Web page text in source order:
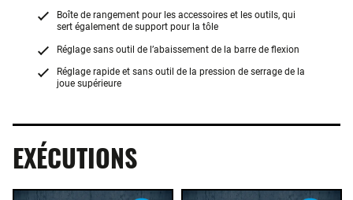
Boîte de rangement pour les accessoires et les outils, qui
sert également de support pour la tôle
Réglage sans outil de l’abaissement de la barre de flexion
Réglage rapide et sans outil de la pression de serrage de la
joue supérieure
EXÉCUTIONS